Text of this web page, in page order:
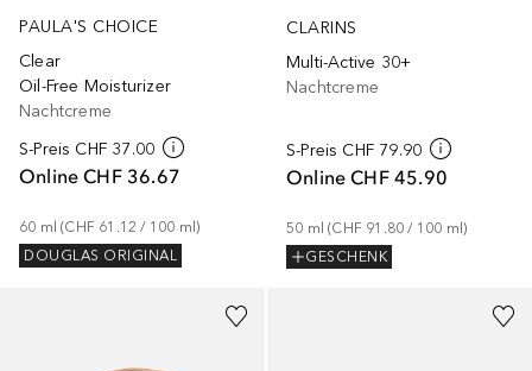
PAULA'S CHOICE
Clear
Oil-Free Moisturizer
Nachtcreme
S-Preis CHF 37.00
Online CHF 36.67
60 ml (CHF 61.12 / 100 ml)
DOUGLAS ORIGINAL
CLARINS
Multi-Active 30+
Nachtcreme
S-Preis CHF 79.90
Online CHF 45.90
50 ml (CHF 91.80 / 100 ml)
GESCHENK